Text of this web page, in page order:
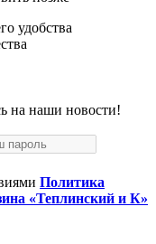
удобства
на наши новости!
Политика
«Теплинский и К»